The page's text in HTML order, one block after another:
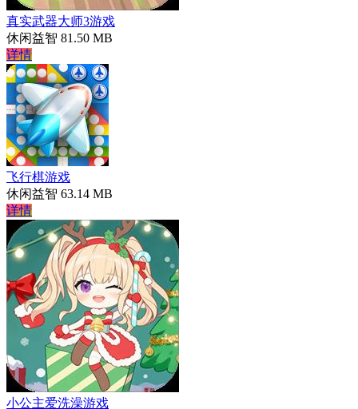
真实武器大师3游戏
休闲益智 81.50 MB
详情
飞行棋游戏
休闲益智 63.14 MB
详情
小公主爱洗澡游戏